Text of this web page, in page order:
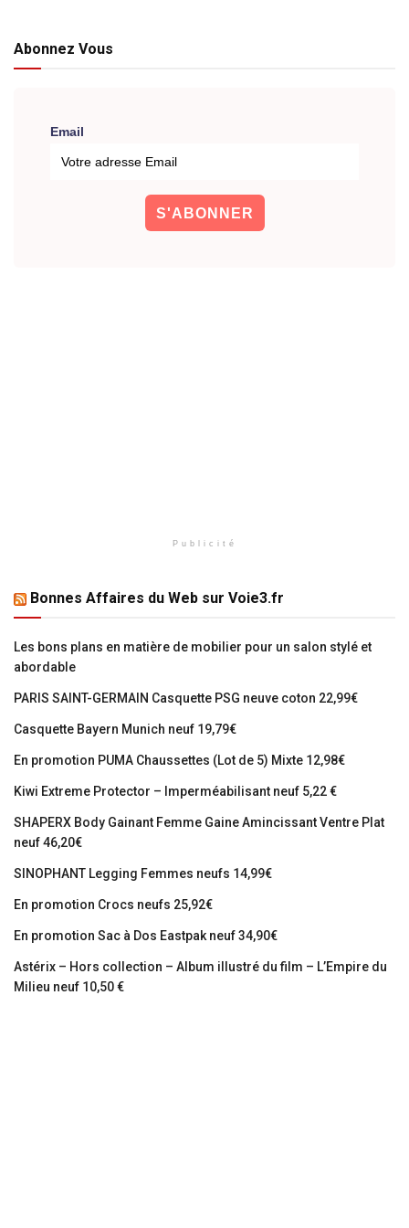
Abonnez Vous
Email
Publicité
Bonnes Affaires du Web sur Voie3.fr
Les bons plans en matière de mobilier pour un salon stylé et
abordable
PARIS SAINT-GERMAIN Casquette PSG neuve coton 22,99€
Casquette Bayern Munich neuf 19,79€
En promotion PUMA Chaussettes (Lot de 5) Mixte 12,98€
Kiwi Extreme Protector – Imperméabilisant neuf 5,22 €
SHAPERX Body Gainant Femme Gaine Amincissant Ventre Plat
neuf 46,20€
SINOPHANT Legging Femmes neufs 14,99€
En promotion Crocs neufs 25,92€
En promotion Sac à Dos Eastpak neuf 34,90€
Astérix – Hors collection – Album illustré du film – L’Empire du
Milieu neuf 10,50 €